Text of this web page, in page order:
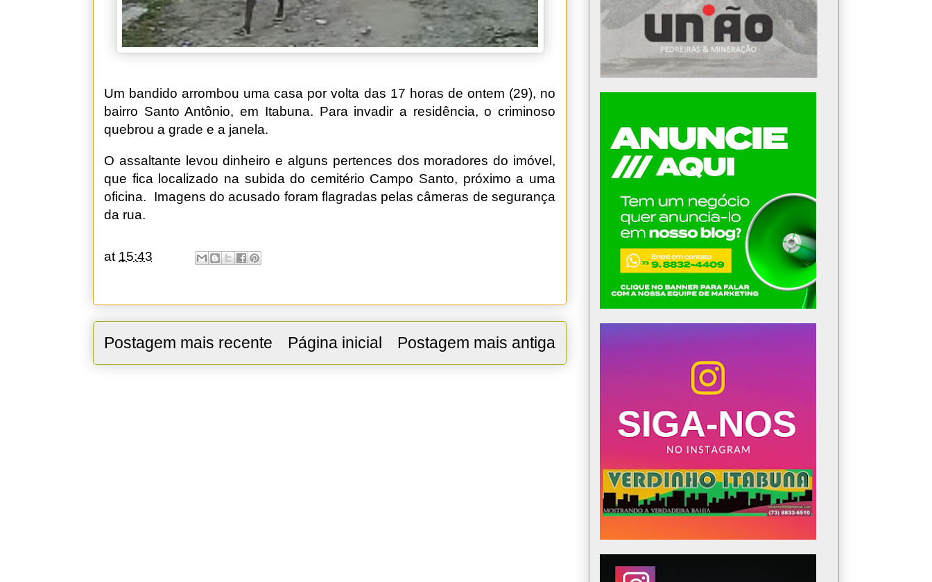
Um bandido arrombou uma casa por volta das 17 horas de ontem (29), no
bairro Santo Antônio, em Itabuna. Para invadir a residência, o criminoso
quebrou a grade e a janela.
O assaltante levou dinheiro e alguns pertences dos moradores do imóvel,
que fica localizado na subida do cemitério Campo Santo, próximo a uma
oficina. Imagens do acusado foram flagradas pelas câmeras de segurança
da rua.
at 15:43
Postagem mais recente Postagem mais antiga
Página inicial